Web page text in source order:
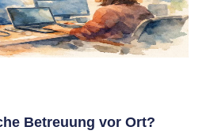
Betreuung vor Ort?